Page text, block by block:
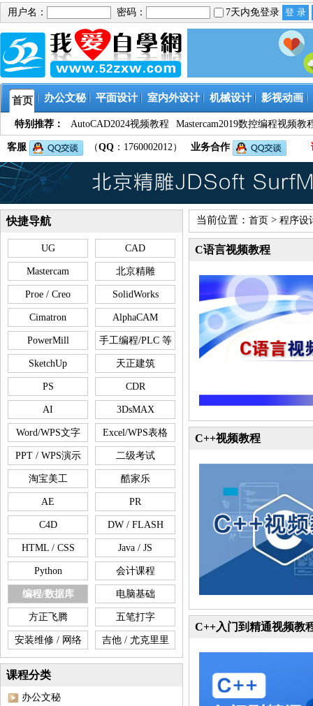
用户名： 密码： 7天内免登录
首页 办公文秘 平面设计 室内外设计 机械设计 影视动画
特别推荐： AutoCAD2024视频教程 Mastercam2019数控编程视频教
客服 （QQ ：1760002012） 业务合作
快捷导航
UG CAD
Mastercam 北京精雕
Proe / Creo SolidWorks
Cimatron AlphaCAM
PowerMill 手工编程/PLC 等
SketchUp 天正建筑
PS CDR
AI 3DsMAX
Word/WPS文字 Excel/WPS表格
PPT / WPS演示 二级考试
淘宝美工 酷家乐
AE PR
C4D DW / FLASH
HTML / CSS Java / JS
Python 会计课程
编程/数据库 电脑基础
方正飞腾 五笔打字
安装维修 / 网络 吉他 / 尤克里里
课程分类
办公文秘
当前位置： 首页 > 程序设
C语言视频教程
C++视频教程
C++入门到精通视频教